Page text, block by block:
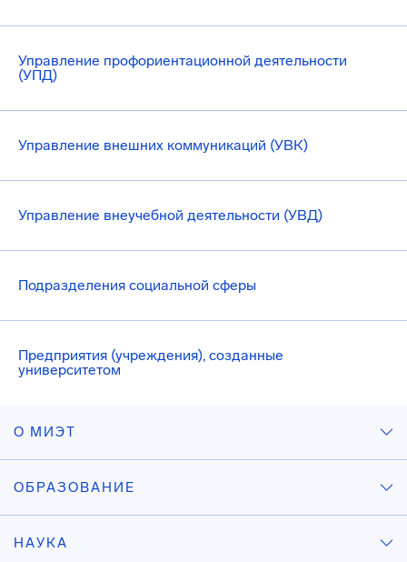
Управление профориентационной деятельности
(УПД)
Управление внешних коммуникаций (УВК)
Управление внеучебной деятельности (УВД)
Подразделения социальной сферы
Предприятия (учреждения), созданные
университетом
О МИЭТ
ОБРАЗОВАНИЕ
НАУКА